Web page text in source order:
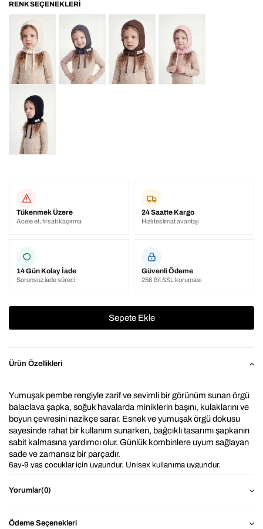
Tükenmek Üzere
Acele et, fırsatı kaçırma
24 Saatte Kargo
Hızlı teslimat avantajı
14 Gün Kolay İade
Sorunsuz iade süreci
Güvenli Ödeme
256 Bit SSL koruması
Ürün Özellikleri
Yumuşak pembe rengiyle zarif ve sevimli bir görünüm sunan örgü
balaclava şapka, soğuk havalarda miniklerin başını, kulaklarını ve
boyun çevresini nazikçe sarar. Esnek ve yumuşak örgü dokusu
sayesinde rahat bir kullanım sunarken, bağcıklı tasarımı şapkanın
sabit kalmasına yardımcı olur. Günlük kombinlere uyum sağlayan
sade ve zamansız bir parçadır.
6ay-9 yaş çocuklar için uygundur. Unisex kullanıma uygundur.
⭐ Neden Çocuk Triko Örgü Balaclava Bere Şapka ?
etmez,sıcak tutar ve konforlu bir kullanım sunar
Yorumlar(0)
Ödeme Seçenekleri